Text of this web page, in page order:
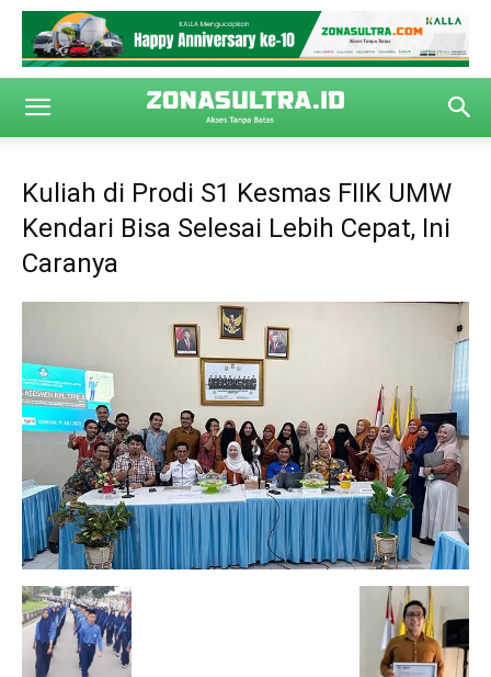
Kuliah di Prodi S1 Kesmas FIIK UMW
Kendari Bisa Selesai Lebih Cepat, Ini
Caranya